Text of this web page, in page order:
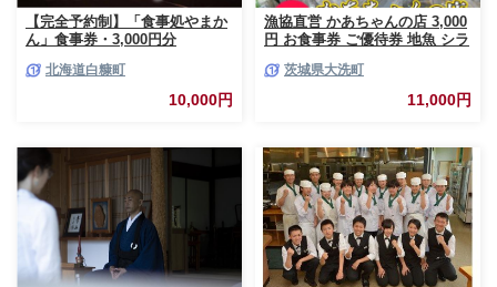
【完全予約制】「食事処やまか
ん」食事券・3,000円分
北海道白糠町
10,000円
漁協直営 かあちゃんの店 3,000
円 お食事券 ご優待券 地魚 シラ
茨城県大洗町
11,000円